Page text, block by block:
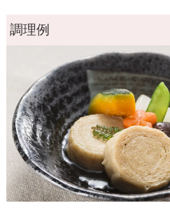
調理例